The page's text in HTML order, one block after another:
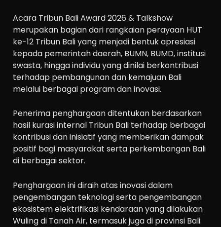
Acara Tribun Bali Award 2026 & Talkshow
merupakan bagian dari rangkaian perayaan HUT
ke-12 Tribun Bali yang menjadi bentuk apresiasi
kepada pemerintah daerah, BUMN, BUMD, institusi
swasta, hingga individu yang dinilai berkontribusi
terhadap pembangunan dan kemajuan Bali
melalui berbagai program dan inovasi.
Penerima penghargaan ditentukan berdasarkan
hasil kurasi internal Tribun Bali terhadap berbagai
kontribusi dan inisiatif yang memberikan dampak
positif bagi masyarakat serta perkembangan Bali
di berbagai sektor.
Penghargaan ini diraih atas inovasi dalam
pengembangan teknologi serta pengembangan
ekosistem elektrifikasi kendaraan yang dilakukan
Wuling di Tanah Air, termasuk juga di provinsi Bali.